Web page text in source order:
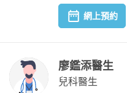
網上預約
廖鑑添醫生
兒科醫生